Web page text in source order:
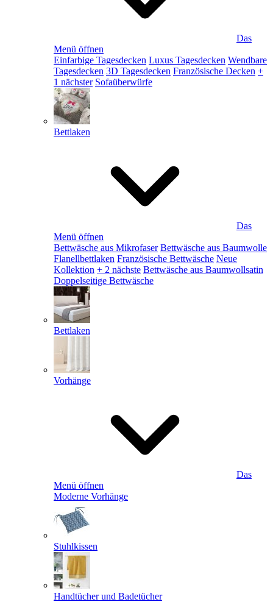
Das
Menü öffnen
Einfarbige Tagesdecken Luxus Tagesdecken Wendbare
Tagesdecken 3D Tagesdecken Französische Decken +
1 nächster Sofaüberwürfe
Bettlaken
Das
Menü öffnen
Bettwäsche aus Mikrofaser Bettwäsche aus Baumwolle
Flanellbettlaken Französische Bettwäsche Neue
Kollektion + 2 nächste Bettwäsche aus Baumwollsatin
Doppelseitige Bettwäsche
Bettlaken
Vorhänge
Das
Menü öffnen
Moderne Vorhänge
Stuhlkissen
Handtücher und Badetücher